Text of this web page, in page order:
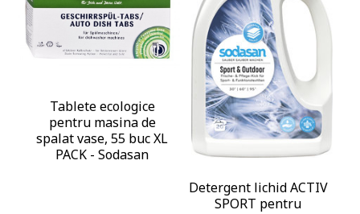
Tablete ecologice
pentru masina de
spalat vase, 55 buc XL
PACK - Sodasan
Detergent lichid ACTIV
SPORT pentru